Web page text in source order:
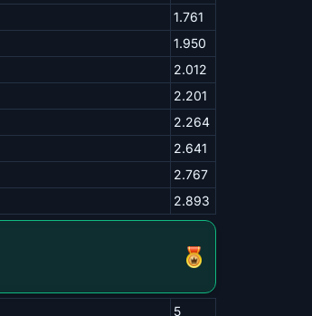
1.761
1.950
2.012
2.201
2.264
2.641
2.767
2.893
5